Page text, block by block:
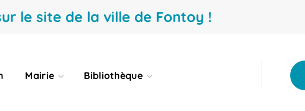
le site de la ville de Fontoy !
Mairie Bibliothèque